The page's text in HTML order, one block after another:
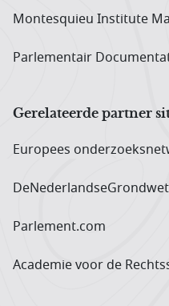
Montesquieu Institute
Parlementair
Gerelateerde partner
Europees
Parlement.com
Academie voor de